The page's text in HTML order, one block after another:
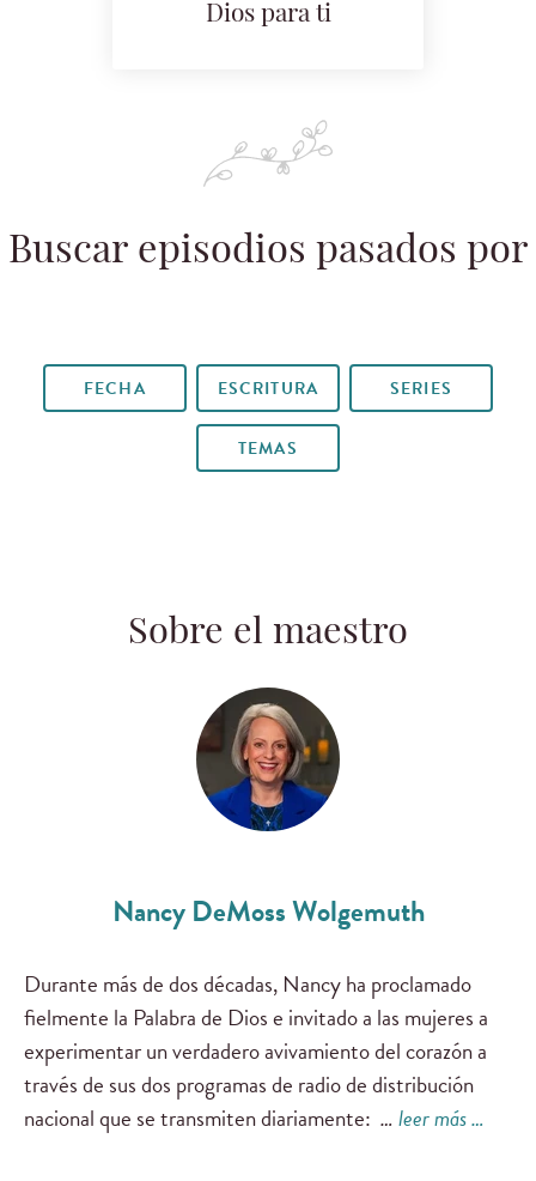
Dios para ti
Buscar episodios pasados por
FECHA ESCRITURA SERIES
TEMAS
Sobre el maestro
Nancy DeMoss Wolgemuth
Durante más de dos décadas, Nancy ha proclamado
fielmente la Palabra de Dios e invitado a las mujeres a
experimentar un verdadero avivamiento del corazón a
través de sus dos programas de radio de distribución
nacional que se transmiten diariamente: …leer más …